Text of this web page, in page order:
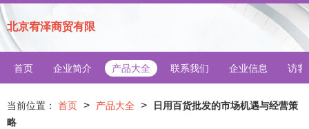
北京宥泽商贸有限
首页 企业简介 产品大全 联系我们 企业信息 访客
当前位置： 首页 > 产品大全 >
日用百货批发的市场机遇与经营策
略